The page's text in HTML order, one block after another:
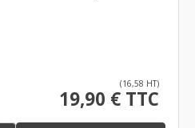
(16,58 HT)
19,90 € TTC